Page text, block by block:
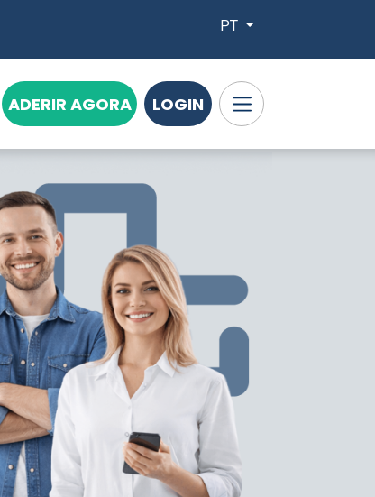
PT
ADERIR AGORA LOGIN